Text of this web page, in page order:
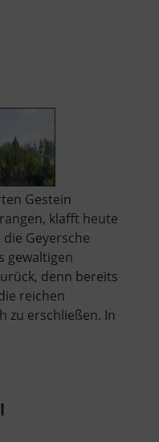
Gestein
klafft heute
Geyersche
gewaltigen
denn bereits
reichen
zu erschließen. In